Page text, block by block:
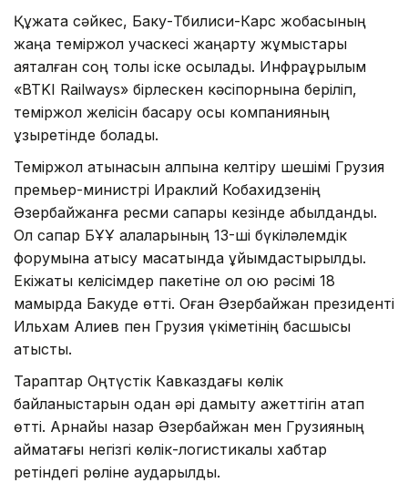
Құжатқа сәйкес, Баку-Тбилиси-Карс жобасының
жаңа теміржол учаскесі жаңарту жұмыстары
аяқталған соң толық іске қосылады. Инфрақұрылым
«BTKI Railways» бірлескен кәсіпорнына беріліп,
теміржол желісін басқару осы компанияның
құзыретінде болады.
Теміржол қатынасын қалпына келтіру шешімі Грузия
премьер-министрі Ираклий Кобахидзенің
Әзербайжанға ресми сапары кезінде қабылданды.
Ол сапар БҰҰ қалаларының 13-ші бүкіләлемдік
форумына қатысу мақсатында ұйымдастырылды.
Екіжақты келісімдер пакетіне қол қою рәсімі 18
мамырда Бакуде өтті. Оған Әзербайжан президенті
Ильхам Алиев пен Грузия үкіметінің басшысы
қатысты.
Тараптар Оңтүстік Кавказдағы көлік
байланыстарын одан әрі дамыту қажеттігін атап
өтті. Арнайы назар Әзербайжан мен Грузияның
аймақтағы негізгі көлік-логистикалық хабтар
ретіндегі рөліне аударылды.